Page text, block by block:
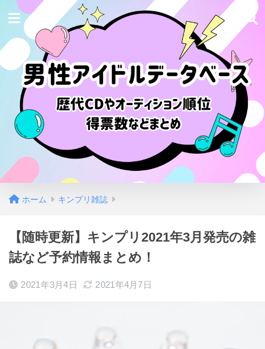
ホーム キンプリ雑誌
【随時更新】キンプリ2021年3月発売の雑
誌など予約情報まとめ！
2021年3月4日 2021年4月7日